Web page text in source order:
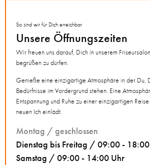
So sind wir für Dich erreichbar
Unsere Öffnungszeiten
Wir freuen uns darauf, Dich in unserem
begrüßen zu dürfen.
Genieße eine einzigartige Atmosphäre in der Du,
Bedürfnisse im Vordergrund stehen. Eine
Entspannung und Ruhe zu einer einzigartigen
neuen Ich einlädt.
Montag / geschlossen
Dienstag bis Freitag / 09:00 -
Samstag / 09:00 - 14:00 Uhr